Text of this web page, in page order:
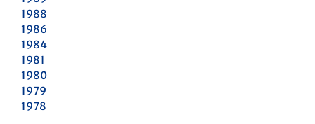
1988
1986
1984
1981
1980
1979
1978